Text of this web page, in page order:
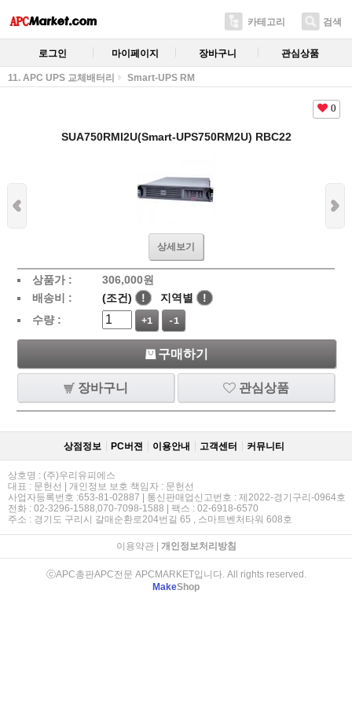
카테고리 검색
로그인 마이페이지 장바구니 관심상품
11. APC UPS 교체배터리 Smart-UPS RM
0
SUA750RMI2U(Smart-UPS750RM2U) RBC22
상세보기
상품가 : 306,000원
배송비 :
(조건) ! 지역별
!
수량 :
+1 -1
구매하기
장바구니 관심상품
상점정보 PC버젼 이용안내 고객센터 커뮤니티
상호명 : (주)우리유피에스
대표 : 문헌선 | 개인정보 보호 책임자 : 문헌선
사업자등록번호 :653-81-02887 | 통신판매업신고번호 : 제2022-경기구리-0964호
전화 : 02-3296-1588,070-7098-1588 | 팩스 : 02-6918-6570
주소 : 경기도 구리시 갈매순환로204번길 65 , 스마트벤처타워 608호
이용약관| 개인정보처리방침
ⓒAPC총판APC전문 APCMARKET입니다. All rights reserved.
MakeShop